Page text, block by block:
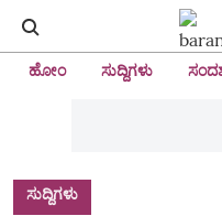
ಹೋಂ ಸುದ್ದಿಗಳು
ಸುದ್ದಿಗಳು